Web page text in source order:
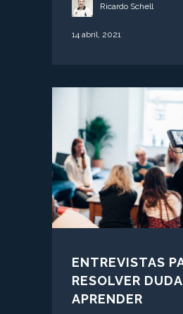
Ricardo Schell
14 abril, 2021
ENTREVISTAS
RESOLVER
APRENDER